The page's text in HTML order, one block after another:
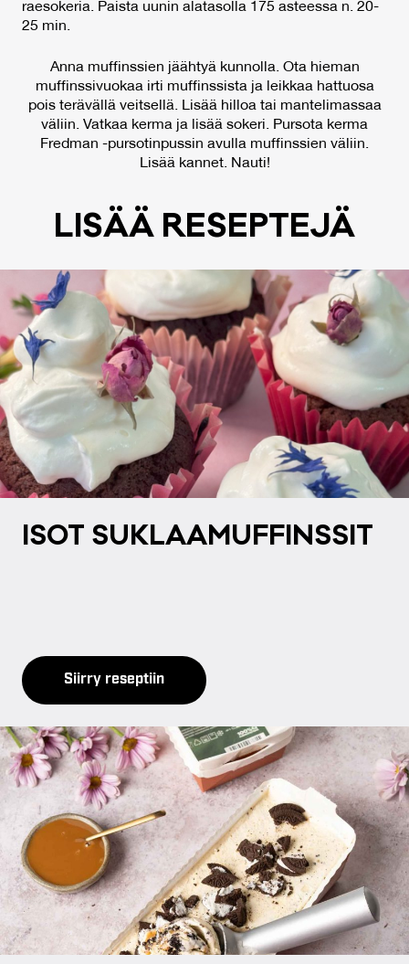
raesokeria. Paista uunin alatasolla 175 asteessa n. 20-
25 min.
Anna muffinssien jäähtyä kunnolla. Ota hieman
muffinssivuokaa irti muffinssista ja leikkaa hattuosa
pois terävällä veitsellä. Lisää hilloa tai mantelimassaa
väliin. Vatkaa kerma ja lisää sokeri. Pursota kerma
Fredman -pursotinpussin avulla muffinssien väliin.
Lisää kannet. Nauti!
LI­SÄÄ RE­SEP­TE­JÄ
ISOT SUK­LAA­MUF­FINS­SIT
Siirry reseptiin